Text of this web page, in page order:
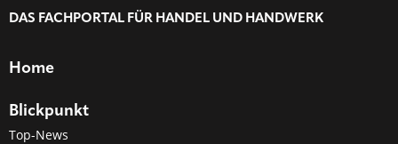
DAS FACHPORTAL FÜR HANDEL UND HANDWERK
Home
Blickpunkt
Top-News